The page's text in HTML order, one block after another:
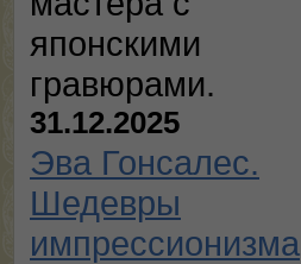
японскими
гравюрами.
31.12.2025
Эва Гонсалес.
Шедевры
импрессионизма